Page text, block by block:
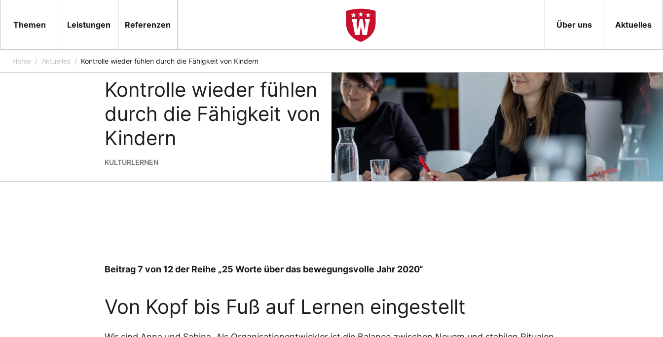
Themen Leistungen Referenzen Über uns Aktuelles
Home Aktuelles Kontrolle wieder fühlen durch die Fähigkeit von Kindern
Artikel 14.12.2020
Kontrolle wieder fühlen
durch die Fähigkeit von
Kindern
KULTURLERNEN
Beitrag 7 von 12 der Reihe „25 Worte über das bewegungsvolle Jahr 2020“
Von Kopf bis Fuß auf Lernen eingestellt